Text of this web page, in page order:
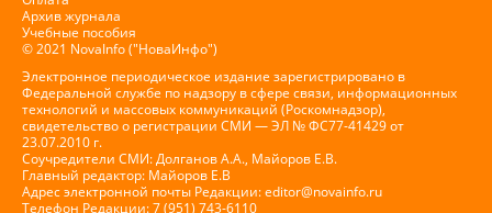
Архив журнала
Учебные пособия
© 2021 NovaInfo ("НоваИнфо")
Электронное периодическое издание зарегистрировано в
Федеральной службе по надзору в сфере связи, информационных
технологий и массовых коммуникаций (Роскомнадзор),
свидетельство о регистрации СМИ — ЭЛ № ФС77-41429 от
23.07.2010 г.
Соучредители СМИ: Долганов А.А., Майоров Е.В.
Главный редактор: Майоров Е.В
Адрес электронной почты Редакции:editor@novainfo.ru
Телефон Редакции: 7 (951) 743-6110